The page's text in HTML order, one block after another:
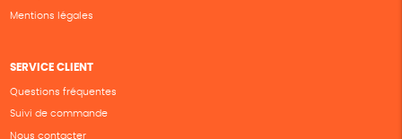
Mentions légales
SERVICE CLIENT
Questions fréquentes
Suivi de commande
Nous contacter